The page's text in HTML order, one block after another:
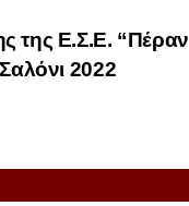
της Ε.Σ.Ε. “Πέραν
2022